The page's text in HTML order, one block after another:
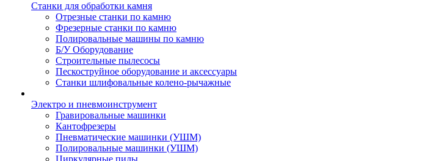
Станки для обработки камня
Отрезные станки по камню
Фрезерные станки по камню
Полировальные машины по камню
Б/У Оборудование
Строительные пылесосы
Пескоструйное оборудование и аксессуары
Станки шлифовальные колено-рычажные
Электро и пневмоинструмент
Гравировальные машинки
Кантофрезеры
Пневматические машинки (УШМ)
Полировальные машинки (УШМ)
Циркулярные пилы